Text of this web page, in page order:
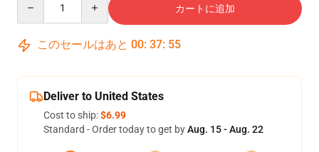
カートに追加
このセールはあと 00: 37: 54
Deliver to United States
Cost to ship:$6.99
Standard - Order today to get byAug. 15 - Aug. 22